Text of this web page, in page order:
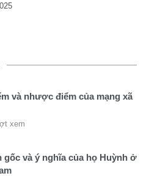
và nhược điểm của mạng xã
xem
gốc và ý nghĩa của họ Huỳnh ở